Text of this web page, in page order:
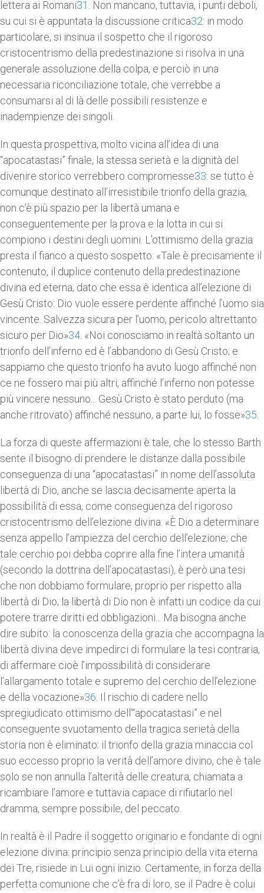
lettera ai Romani31
. Non mancano, tuttavia, i punti deboli,
su cui si è appuntata la discussione critica32: in modo
particolare, si insinua il sospetto che il rigoroso
cristocentrismo della predestinazione si risolva in una
generale assoluzione della colpa, e perciò in una
necessaria riconciliazione totale, che verrebbe a
consumarsi al di là delle possibili resistenze e
inadempienze dei singoli.
In questa prospettiva, molto vicina all’idea di una
“apocatastasi” finale, la stessa serietà e la dignità del
divenire storico verrebbero compromesse33: se tutto è
comunque destinato all’irresistibile trionfo della grazia,
non c’è più spazio per la libertà umana e
conseguentemente per la prova e la lotta in cui si
compiono i destini degli uomini. L’ottimismo della grazia
presta il fianco a questo sospetto: «Tale è precisamente il
contenuto, il duplice contenuto della predestinazione
divina ed eterna, dato che essa è identica all’elezione di
Gesù Cristo: Dio vuole essere perdente affinché l’uomo sia
vincente. Salvezza sicura per l’uomo, pericolo altrettanto
sicuro per Dio»34 . «Noi conosciamo in realtà soltanto un
trionfo dell’inferno ed è l’abbandono di Gesù Cristo; e
sappiamo che questo trionfo ha avuto luogo affinché non
ce ne fossero mai più altri, affinché l’inferno non potesse
più vincere nessuno... Gesù Cristo è stato perduto (ma
anche ritrovato) affinché nessuno, a parte lui, lo fosse»35
La forza di queste affermazioni è tale, che lo stesso Barth
sente il bisogno di prendere le distanze dalla possibile
conseguenza di una “apocatastasi” in nome dell’assoluta
libertà di Dio, anche se lascia decisamente aperta la
possibilità di essa, come conseguenza del rigoroso
cristocentrismo dell’elezione divina: «È Dio a determinare
senza appello l’ampiezza del cerchio dell’elezione; che
tale cerchio poi debba coprire alla fine l’intera umanità
(secondo la dottrina dell’apocatastasi), è però una tesi
che non dobbiamo formulare, proprio per rispetto alla
libertà di Dio; la libertà di Dio non è infatti un codice da cui
potere trarre diritti ed obbligazioni... Ma bisogna anche
dire subito: la conoscenza della grazia che accompagna la
libertà divina deve impedirci di formulare la tesi contraria,
di affermare cioè l’impossibilità di considerare
l’allargamento totale e supremo del cerchio dell’elezione
e della vocazione»36 . Il rischio di cadere nello
spregiudicato ottimismo dell’“apocatastasi” e nel
conseguente svuotamento della tragica serietà della
storia non è eliminato: il trionfo della grazia minaccia col
suo eccesso proprio la verità dell’amore divino, che è tale
solo se non annulla l’alterità delle creatura, chiamata a
ricambiare l’amore e tuttavia capace di rifiutarlo nel
dramma, sempre possibile, del peccato.
In realtà è il Padre il soggetto originario e fondante di ogni
elezione divina: principio senza principio della vita eterna
dei Tre, risiede in Lui ogni inizio. Certamente, in forza della
perfetta comunione che c’è fra di loro, se il Padre è colui